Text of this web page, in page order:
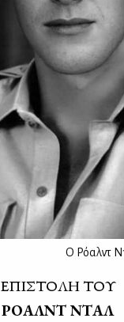
Ο Ρόαλντ
ΕΠΙ­ΣΤΟ­ΛΗ ΤΟΥ
ΡΟ­ΑΛΝΤ ΝΤΑΛ